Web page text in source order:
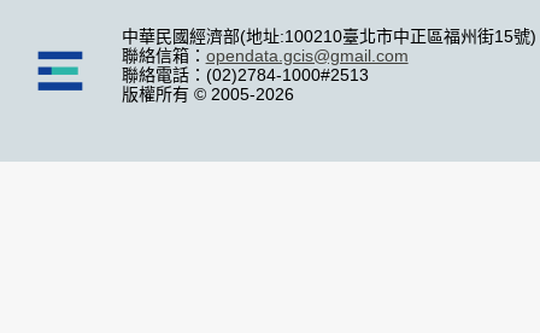
中華民國經濟部(地址:100210臺北市中正區福州街15號)
聯絡信箱： opendata.gcis@gmail.com
聯絡電話：(02)2784-1000#2513
版權所有 © 2005-2026